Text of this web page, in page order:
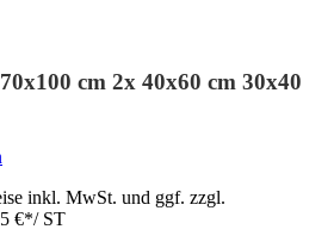
cm 2x 40x60 cm 30x40
inkl. MwSt. und ggf. zzgl.
€*/ ST